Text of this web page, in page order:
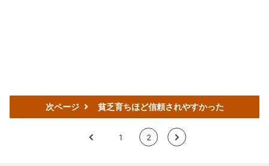
次ページ 貧乏育ちほど信頼されやすかった
< 1 2 >